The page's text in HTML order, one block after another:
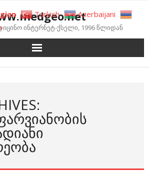
ინტერნეტ-ქსელი, 1996 წლიდან
Turkish
Azerbaijani